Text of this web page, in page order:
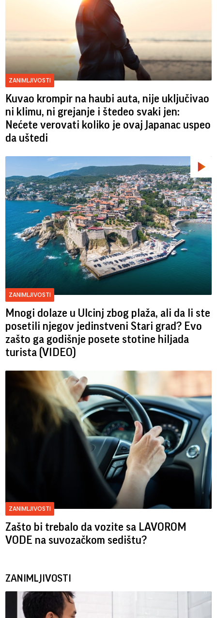
ZANIMLJIVOSTI
Kuvao krompir na haubi auta, nije uključivao
ni klimu, ni grejanje i štedeo svaki jen:
Nećete verovati koliko je ovaj Japanac uspeo
da uštedi
ZANIMLJIVOSTI
Mnogi dolaze u Ulcinj zbog plaža, ali da li ste
posetili njegov jedinstveni Stari grad? Evo
zašto ga godišnje posete stotine hiljada
turista (VIDEO)
ZANIMLJIVOSTI
Zašto bi trebalo da vozite sa LAVOROM
VODE na suvozačkom sedištu?
ZANIMLJIVOSTI